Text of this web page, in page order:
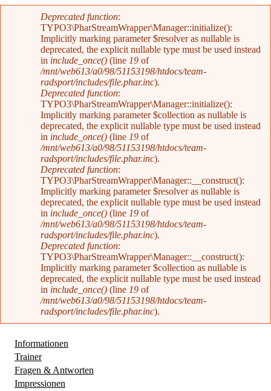
Fehlermeldung
Deprecated function:
TYPO3\PharStreamWrapper\Manager::initialize():
Implicitly marking parameter $resolver as nullable is
deprecated, the explicit nullable type must be used instead
in include_once() (line 19 of
/mnt/web613/a0/98/51153198/htdocs/team-
radsport/includes/file.phar.inc).
Deprecated function:
TYPO3\PharStreamWrapper\Manager::initialize():
Implicitly marking parameter $collection as nullable is
deprecated, the explicit nullable type must be used instead
in include_once() (line 19 of
/mnt/web613/a0/98/51153198/htdocs/team-
radsport/includes/file.phar.inc).
Deprecated function:
TYPO3\PharStreamWrapper\Manager::__construct():
Implicitly marking parameter $resolver as nullable is
deprecated, the explicit nullable type must be used instead
in include_once() (line 19 of
/mnt/web613/a0/98/51153198/htdocs/team-
radsport/includes/file.phar.inc).
Deprecated function:
TYPO3\PharStreamWrapper\Manager::__construct():
Implicitly marking parameter $collection as nullable is
deprecated, the explicit nullable type must be used instead
in include_once() (line 19 of
/mnt/web613/a0/98/51153198/htdocs/team-
radsport/includes/file.phar.inc).
Informationen
Trainer
Fragen & Antworten
Impressionen